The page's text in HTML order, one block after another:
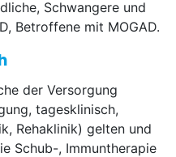
Schwangere und
Betroffene mit MOGAD.
der Versorgung
tagesklinisch,
Rehaklinik) gelten und
Schub-, Immuntherapie